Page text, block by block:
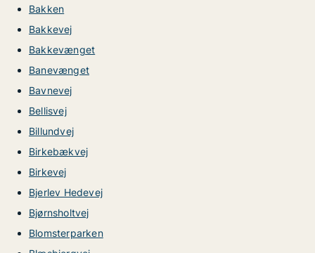
Bakken
Bakkevej
Bakkevænget
Banevænget
Bavnevej
Bellisvej
Billundvej
Birkebækvej
Birkevej
Bjerlev Hedevej
Bjørnsholtvej
Blomsterparken